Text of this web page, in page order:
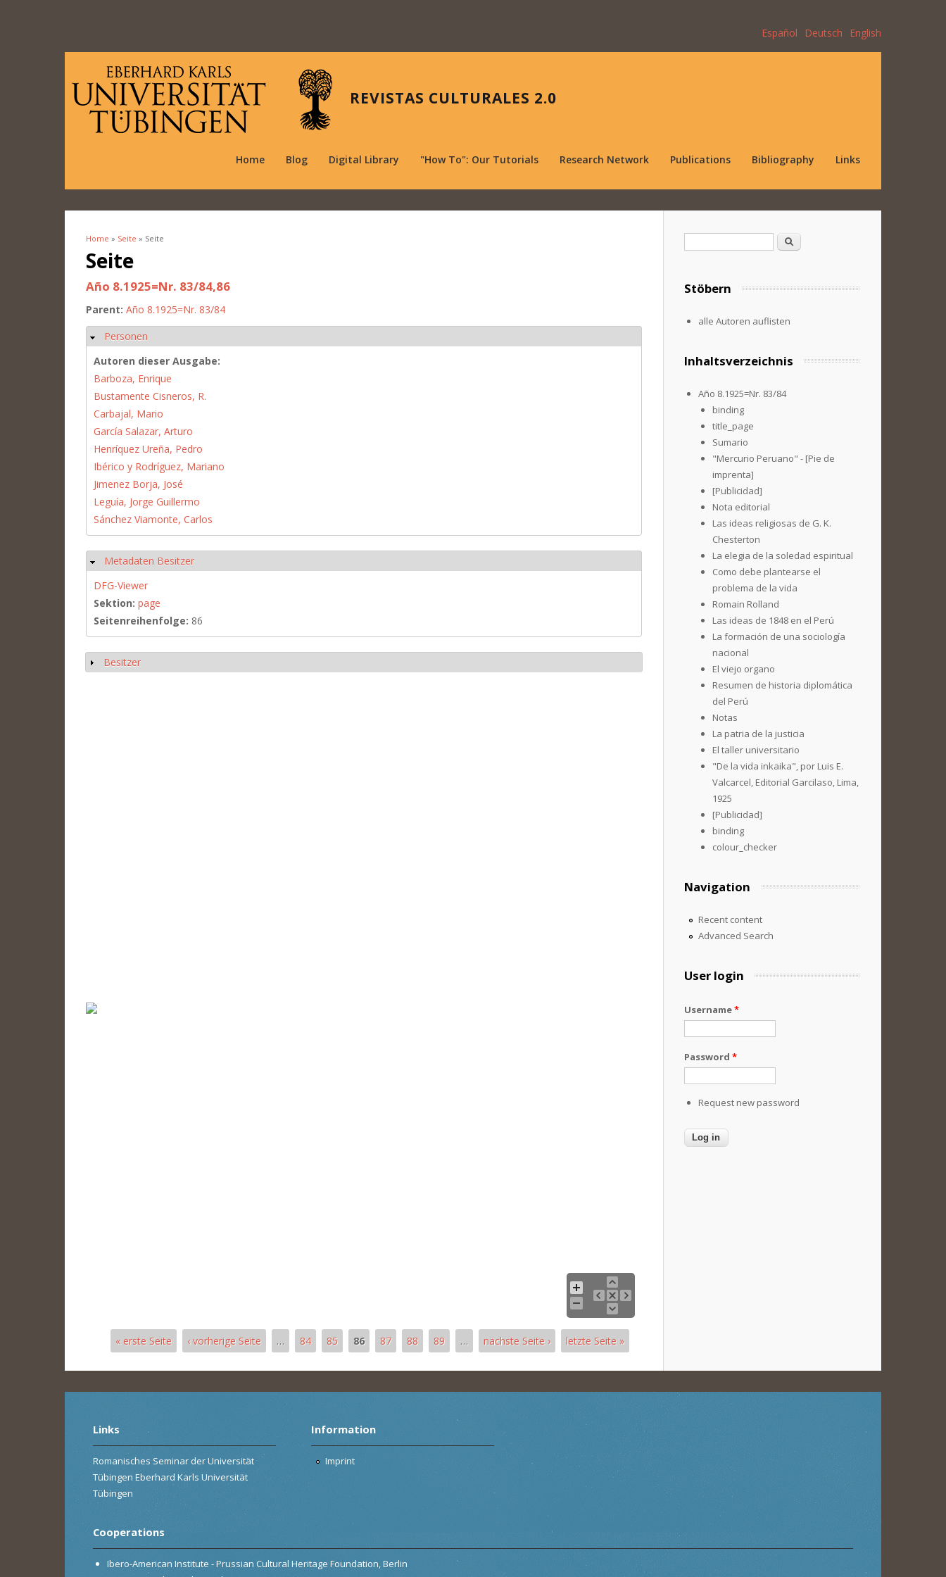
Español Deutsch English
REVISTAS CULTURALES 2.0
Home Blog Digital Library "How To": Our Tutorials Research Network Publications Bibliography Links
You are here
Home » Seite » Seite
Seite
Año 8.1925=Nr. 83/84,86
Parent: Año 8.1925=Nr. 83/84
Hide
Personen
Autoren dieser Ausgabe:
Barboza, Enrique
Bustamente Cisneros, R.
Carbajal, Mario
García Salazar, Arturo
Henríquez Ureña, Pedro
Ibérico y Rodríguez, Mariano
Jimenez Borja, José
Leguía, Jorge Guillermo
Sánchez Viamonte, Carlos
Hide
Metadaten Besitzer
DFG-Viewer
Sektion: page
Seitenreihenfolge: 86
Show
Besitzer
« erste Seite ‹ vorherige Seite … 84 85 86 87 88 89 … nächste Seite › letzte Seite »
Search
Stöbern
alle Autoren auflisten
Inhaltsverzeichnis
Año 8.1925=Nr. 83/84
binding
title_page
Sumario
"Mercurio Peruano" - [Pie de
imprenta]
[Publicidad]
Nota editorial
Las ideas religiosas de G. K.
Chesterton
La elegia de la soledad espiritual
Como debe plantearse el
problema de la vida
Romain Rolland
Las ideas de 1848 en el Perú
La formación de una sociología
nacional
El viejo organo
Resumen de historia diplomática
del Perú
Notas
La patria de la justicia
El taller universitario
"De la vida inkaika", por Luis E.
Valcarcel, Editorial Garcilaso, Lima,
1925
[Publicidad]
binding
colour_checker
Navigation
Recent content
Advanced Search
User login
Username*
Password *
Request new password
Links
Romanisches Seminar der Universität
Tübingen Eberhard Karls Universität
Tübingen
Information
Imprint
Cooperations
Ibero-American Institute - Prussian Cultural Heritage Foundation, Berlin